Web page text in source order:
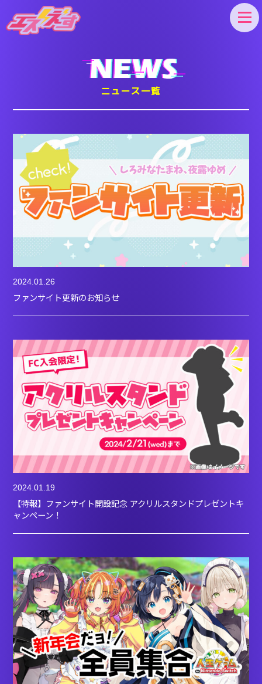
ニュース一覧
2024.01.26
ファンサイト更新のお知らせ
2024.01.19
【特報】ファンサイト開設記念 アクリルスタンドプレゼントキ
ャンペーン！